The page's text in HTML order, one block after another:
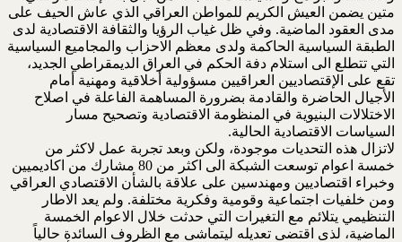
متين يضمن العيش الكريم للمواطن العراقي الذي عاش الحيف على
مدى العقود الماضية. وفي ظل غياب الرؤيا والثقافة الاقتصادية لدى
الطبقة السياسية الحاكمة ولدى معظم الاحزاب والمجاميع السياسية
التي تتطلع الى استلام دفة الحكم في العراق الديمقراطي الجديد،
تقع على الإقتصاديين العراقيين مسؤولية أخلاقية ومهنية أمام
الأجيال الحاضرة والقادمة بضرورة المساهمة الفاعلة في اصلاح
الاختلالات البنيوية في المنظومة الاقتصادية وتصحيح مسار
السياسات الاقتصادية الحالية.
لاتزال هذه التحديات موجودة، ولكن وبعد تجربة عمل لاكثر من
خمسة اعوام توسعت الشبكة الى اكثر من 80 مشارك من اكاديميين
وخبراء اقتصاديين ومهندسين على علاقة بالشأن الاقتصادي العراقي
ومن خلفيات اجتماعية وقومية وفكرية مختلفة. ولم يعد الاطار
التنظيمي يتلائم مع التغيرات التي حدثت خلال الاعوام الخمسة
الماضية، لذى اقتضى تعديله ليتماشى مع الظروف السائدة حالياً